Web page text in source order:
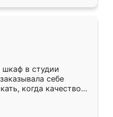
шкаф в студии
себе
когда качеством
кухня уже почти